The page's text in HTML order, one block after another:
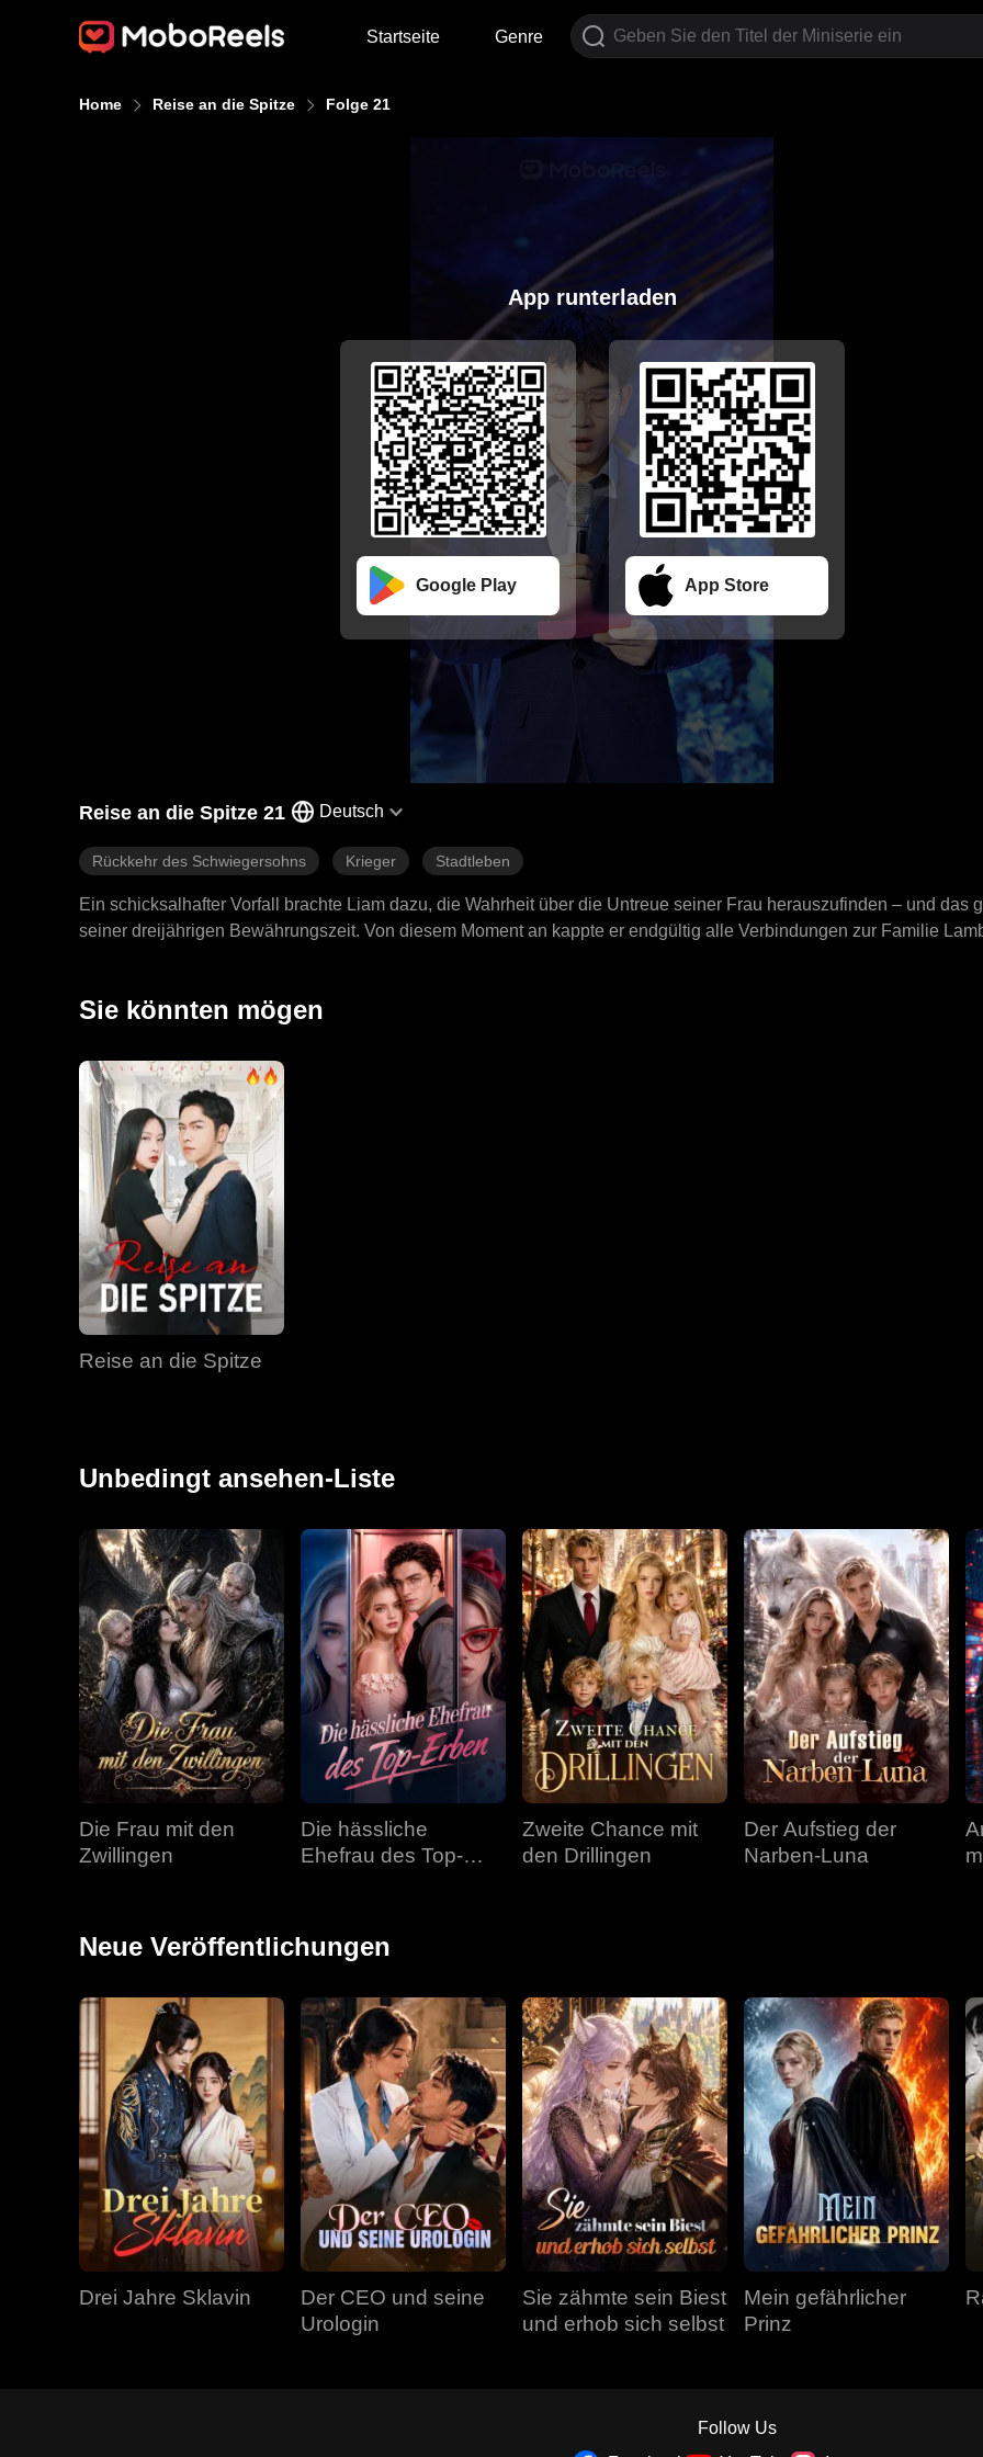
Startseite Genre
Home Reise an die Spitze Folge 21
App runterladen
Google Play App Store
Reise an die Spitze 21 Deutsch
Rückkehr des Schwiegersohns Krieger Stadtleben
Ein schicksalhafter Vorfall brachte Liam dazu, die Wahrheit über die Untreue seiner Frau herauszufinden – und das
seiner dreijährigen Bewährungszeit. Von diesem Moment an kappte er endgültig alle Verbindungen zur Familie
Sie könnten mögen
Reise an die Spitze
Unbedingt ansehen-Liste
Die Frau mit den
Zwillingen
Die hässliche
Ehefrau des Top-
Zweite Chance mit
den Drillingen
Der Aufstieg der
Narben-Luna
Neue Veröffentlichungen
Drei Jahre Sklavin
Der CEO und seine
Urologin
Sie zähmte sein Biest
und erhob sich selbst
Mein gefährlicher
Prinz
Follow Us